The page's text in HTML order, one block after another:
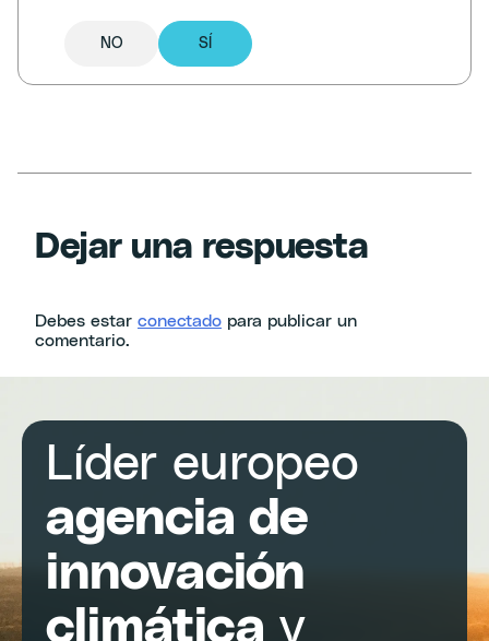
NO SÍ
Dejar una respuesta
Debes estar conectado para publicar un
comentario.
Líder europeo
agencia de
innovación
climática y